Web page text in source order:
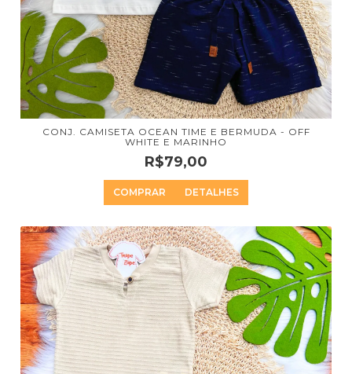
CONJ. CAMISETA OCEAN TIME E BERMUDA - OFF
WHITE E MARINHO
R$79,00
COMPRAR DETALHES